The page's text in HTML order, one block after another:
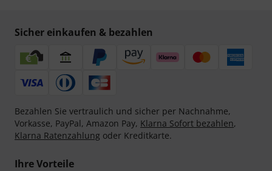
Sicher einkaufen & bezahlen
Bezahlen Sie vertraulich und sicher per Nachnahme,
Vorkasse, PayPal, Amazon Pay, Klarna Sofort bezahlen,
Klarna Ratenzahlung oder Kreditkarte.
Ihre Vorteile